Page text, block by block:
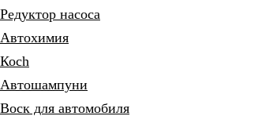
Редуктор насоса
Автохимия
Коch
Автошампуни
Воск для автомобиля